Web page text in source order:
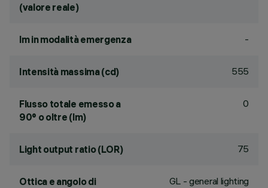
(valore reale)
lm in modalità emergenza -
Intensità massima (cd) 555
Flusso totale emesso a
90° o oltre (lm)
0
Light output ratio (LOR) 75
Ottica e angolo di
GL - general lighting